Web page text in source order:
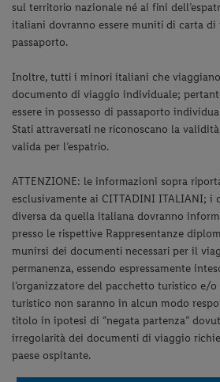
sul territorio nazionale né ai fini
italiani dovranno essere muniti di carta
passaporto.
Inoltre, tutti i minori italiani che
documento di viaggio individuale;
essere in possesso di passaporto
Stati attraversati ne riconoscano la
valida per l’espatrio.
ATTENZIONE: le informazioni sopra
esclusivamente ai CITTADINI ITALIANI;
diversa da quella italiana dovranno
presso le rispettive Rappresentanze
munirsi dei documenti necessari per il
permanenza, essendo espressamente
l’organizzatore del pacchetto turistico e/
turistico non saranno in alcun modo
titolo in ipotesi di “negata partenza”
irregolarità dei documenti di viaggio
paese ospitante.